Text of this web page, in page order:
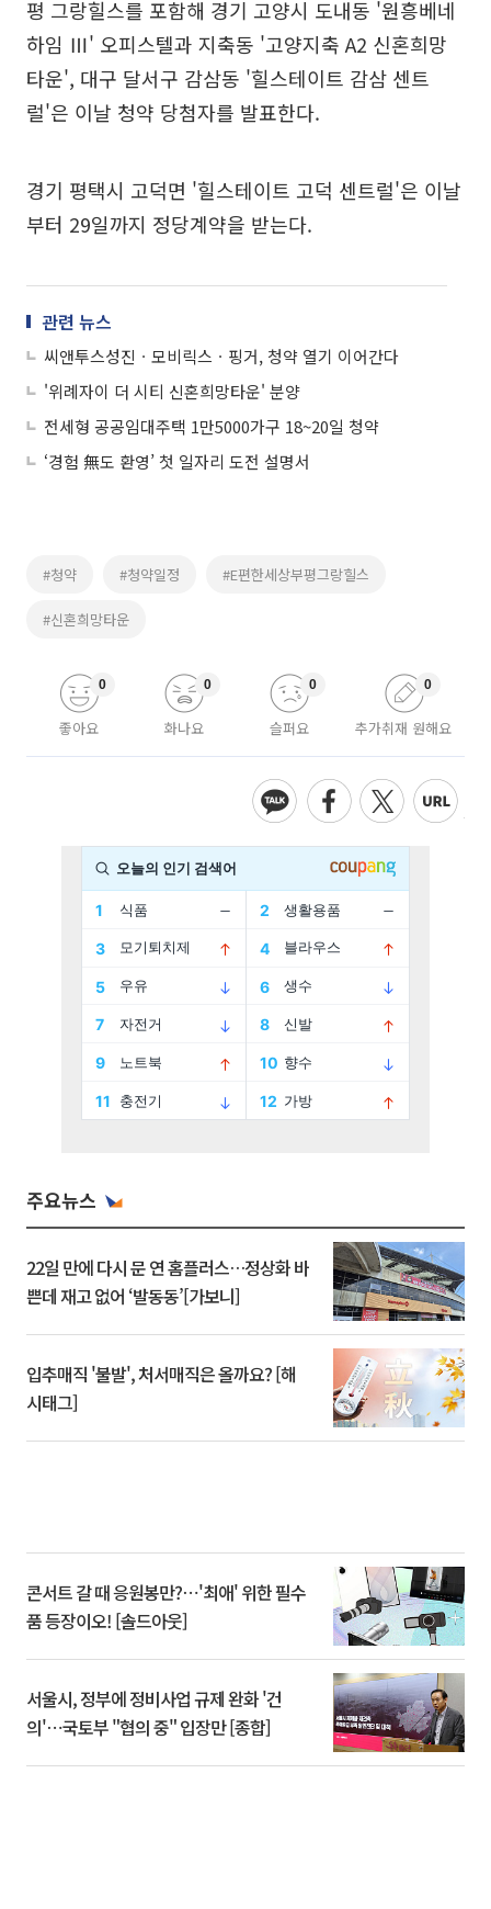
평 그랑힐스를 포함해 경기 고양시 도내동 '원흥베네
하임 Ⅲ' 오피스텔과 지축동 '고양지축 A2 신혼희망
타운', 대구 달서구 감삼동 '힐스테이트 감삼 센트
럴'은 이날 청약 당첨자를 발표한다.
경기 평택시 고덕면 '힐스테이트 고덕 센트럴'은 이날
부터 29일까지 정당계약을 받는다.
관련 뉴스
씨앤투스성진ㆍ모비릭스ㆍ핑거, 청약 열기 이어간다
'위례자이 더 시티 신혼희망타운' 분양
전세형 공공임대주택 1만5000가구 18~20일 청약
‘경험 無도 환영’ 첫 일자리 도전 설명서
#청약 #청약일정 #E편한세상부평그랑힐스
#신혼희망타운
좋아요
0
화나요
0
슬퍼요
0
추가취재 원해요
0
주요뉴스
22일 만에 다시 문 연 홈플러스…정상화 바
쁜데 재고 없어 ‘발동동’[가보니]
입추매직 '불발', 처서매직은 올까요? [해
시태그]
콘서트 갈 때 응원봉만?⋯'최애' 위한 필수
품 등장이오! [솔드아웃]
서울시, 정부에 정비사업 규제 완화 '건
의'⋯국토부 "협의 중" 입장만 [종합]